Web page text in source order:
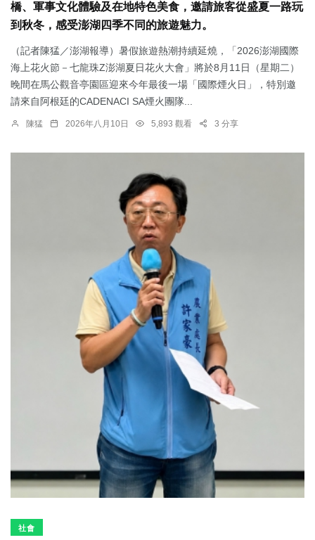
橋、軍事文化體驗及在地特色美食，邀請旅客從盛夏一路玩
到秋冬，感受澎湖四季不同的旅遊魅力。
（記者陳猛／澎湖報導）暑假旅遊熱潮持續延燒，「2026澎湖國際
海上花火節－七龍珠Z澎湖夏日花火大會」將於8月11日（星期二）
晚間在馬公觀音亭園區迎來今年最後一場「國際煙火日」，特別邀
請來自阿根廷的CADENACI SA煙火團隊...
陳猛 2026年八月10日 5,893 觀看 3 分享
社會